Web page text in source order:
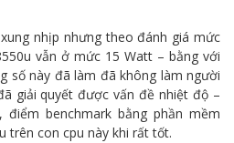
nhịp nhưng theo đánh giá mức
vẫn ở mức 15 Watt – bằng với
số này đã làm đã không làm người
giải quyết được vấn đề nhiệt độ –
điểm benchmark bằng phần mềm
trên con cpu này khi rất tốt.